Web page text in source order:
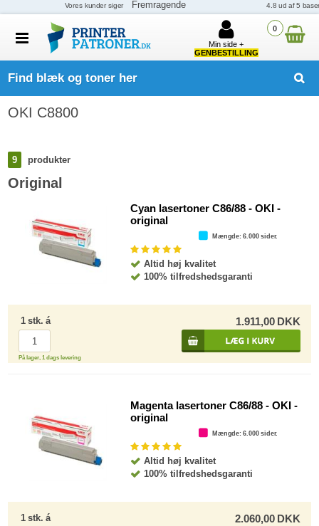
0
Min side +
GENBESTILLING
Find blæk og toner her
OKI C8800
9 produkter
Original
Cyan lasertoner C86/88 - OKI -
original
Mængde: 6.000 sider.
Altid høj kvalitet
100% tilfredshedsgaranti
1 stk. á 1.911,00 DKK
På lager, 1 dags levering
Magenta lasertoner C86/88 - OKI -
original
Mængde: 6.000 sider.
Altid høj kvalitet
100% tilfredshedsgaranti
1 stk. á 2.060,00 DKK